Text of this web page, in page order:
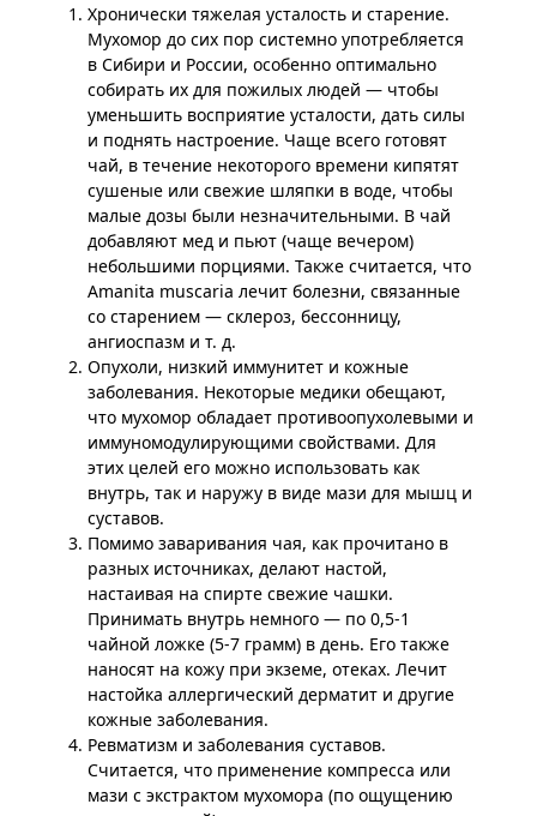
Хронически тяжелая усталость и старение.
Мухомор до сих пор системно употребляется
в Сибири и России, особенно оптимально
собирать их для пожилых людей — чтобы
уменьшить восприятие усталости, дать силы
и поднять настроение. Чаще всего готовят
чай, в течение некоторого времени кипятят
сушеные или свежие шляпки в воде, чтобы
малые дозы были незначительными. В чай
добавляют мед и пьют (чаще вечером)
небольшими порциями. Также считается, что
Amanita muscaria лечит болезни, связанные
со старением — склероз, бессонницу,
ангиоспазм и т. д.
Опухоли, низкий иммунитет и кожные
заболевания. Некоторые медики обещают,
что мухомор обладает противоопухолевыми и
иммуномодулирующими свойствами. Для
этих целей его можно использовать как
внутрь, так и наружу в виде мази для мышц и
суставов.
Помимо заваривания чая, как прочитано в
разных источниках, делают настой,
настаивая на спирте свежие чашки.
Принимать внутрь немного — по 0,5-1
чайной ложке (5-7 грамм) в день. Его также
наносят на кожу при экземе, отеках. Лечит
настойка аллергический дерматит и другие
кожные заболевания.
Ревматизм и заболевания суставов.
Считается, что применение компресса или
мази с экстрактом мухомора (по ощущению